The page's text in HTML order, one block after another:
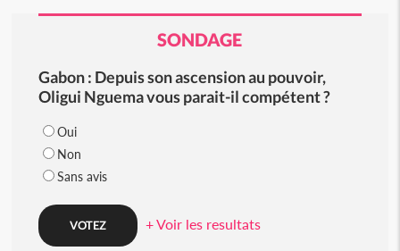
SONDAGE
Gabon : Depuis son ascension au pouvoir,
Oligui Nguema vous parait-il compétent ?
Oui
Non
Sans avis
+ Voir les resultats